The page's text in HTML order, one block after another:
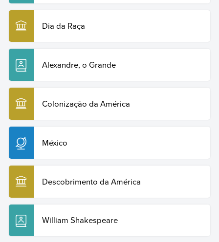
Dia da Raça
Alexandre, o Grande
Colonização da América
México
Descobrimento da América
William Shakespeare